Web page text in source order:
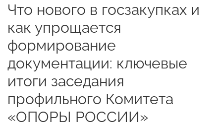
Что нового в госзакупках и
как упрощается
формирование
документации: ключевые
итоги заседания
профильного Комитета
«ОПОРЫ РОССИИ»